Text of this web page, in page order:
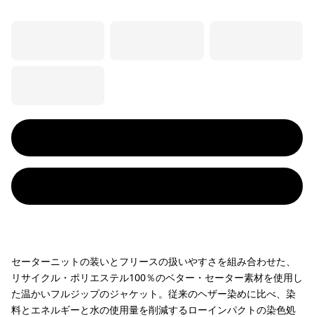
セーターニットの装いとフリースの扱いやすさを組み合わせた、
リサイクル・ポリエステル100％のベター・セーター素材を使用し
た温かいフルジップのジャケット。従来のヘザー染めに比べ、染
料とエネルギーと水の使用量を削減するローインパクトの染色処